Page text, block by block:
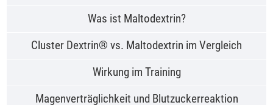
Was ist Maltodextrin?
Cluster Dextrin® vs. Maltodextrin im Vergleich
Wirkung im Training
Magenverträglichkeit und Blutzuckerreaktion